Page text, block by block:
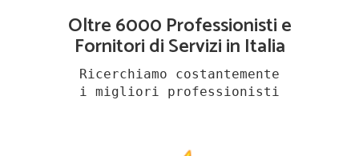
Oltre 6000 Professionisti e
Fornitori di Servizi in Italia
Ricerchiamo costantemente
i migliori professionisti